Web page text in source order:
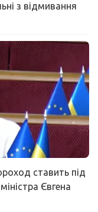
з відмивання
ставить під
Євгена